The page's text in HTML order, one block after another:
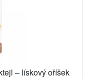
– lískový oříšek